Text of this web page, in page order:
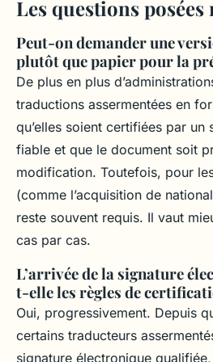
Les questions
Peut-on demander une
plutôt que papier pour la
De plus en plus
traductions assermentées en
qu’elles soient certifiées par un
fiable et que le document soit
modification. Toutefois, pour
(comme l’acquisition de
reste souvent requis. Il vaut
cas par cas.
L’arrivée de la signature
t-elle les règles de
Oui, progressivement. Depuis
certains traducteurs
signature électronique